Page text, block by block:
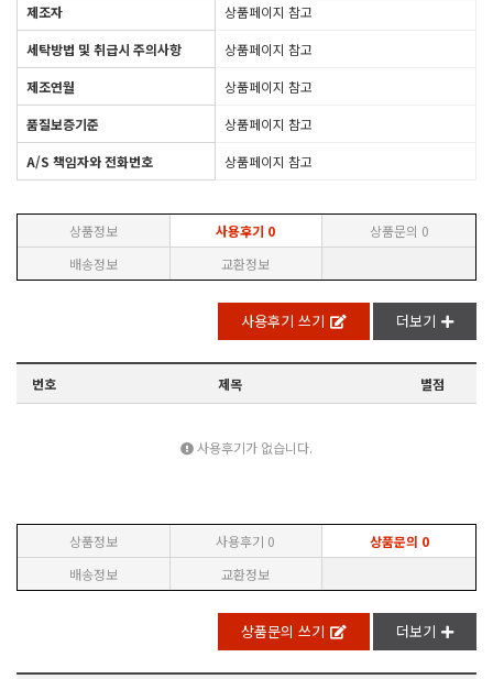
제조자
상품페이지 참고
세탁방법 및 취급시 주의사항
상품페이지 참고
제조연월
상품페이지 참고
품질보증기준
상품페이지 참고
A/S 책임자와 전화번호
상품페이지 참고
상품정보 사용후기 0 상품문의 0
배송정보
교환정보
사용후기 쓰기 더보기
번호 제목 별점
사용후기가 없습니다.
상품정보 사용후기 0 상품문의 0
배송정보
교환정보
상품문의 쓰기 더보기